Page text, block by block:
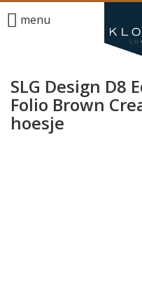
menu
SLG Design D8
Folio Brown
hoesje